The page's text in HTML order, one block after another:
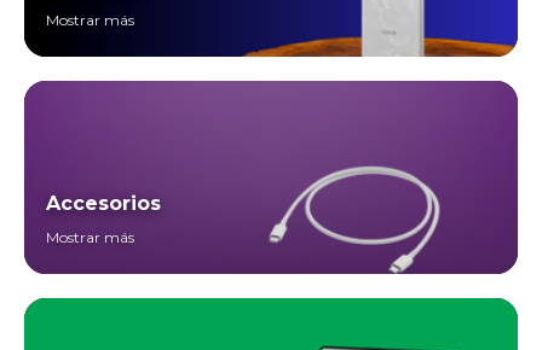
Mostrar más
Accesorios
Mostrar más